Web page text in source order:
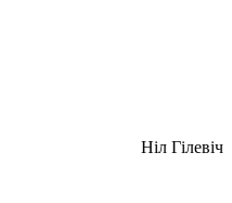
Ніл Гілевіч